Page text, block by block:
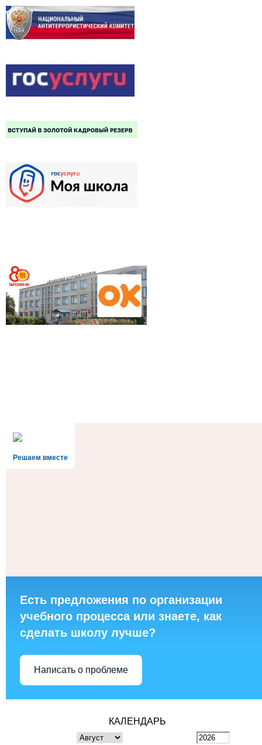
Решаем вместе
Есть предложения по организации
учебного процесса или знаете, как
сделать школу лучше?
Написать о проблеме
КАЛЕНДАРЬ